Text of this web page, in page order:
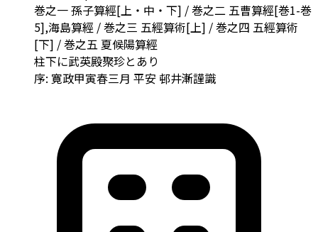
巻之一 孫子算經[上・中・下] / 巻之二 五曹算經[巻1-巻
5],海島算經 / 巻之三 五經算術[上] / 巻之四 五經算術
[下] / 巻之五 夏候陽算經
柱下に武英殿聚珍とあり
序: 寛政甲寅春三月 平安 邨井漸謹識